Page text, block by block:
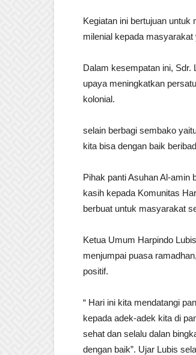
Kegiatan ini bertujuan untuk
milenial kepada
Dalam kesempatan ini, Sdr.
upaya meningkatkan
kolonial.
selain berbagi sembako
kita bisa dengan baik
Pihak panti Asuhan Al-amin
kasih kepada Komunitas
berbuat untuk masyarakat
Ketua Umum Harpindo
menjumpai puasa
positif.
“ Hari ini kita mendatangi
kepada adek-adek kita di
sehat dan selalu dalan
dengan baik”. Ujar Lubis